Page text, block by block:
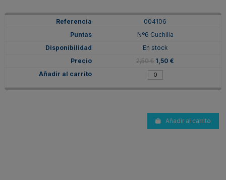
004106
Nº6 Cuchilla
En stock
2,50 € 1,50 €
Añadir al carrito